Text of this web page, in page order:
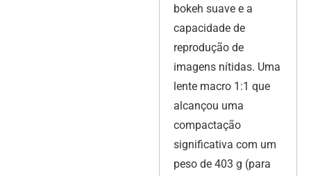
bokeh suave e a
capacidade de
reprodução de
imagens nítidas. Uma
lente macro 1:1 que
alcançou uma
compactação
significativa com um
peso de 403 g (para